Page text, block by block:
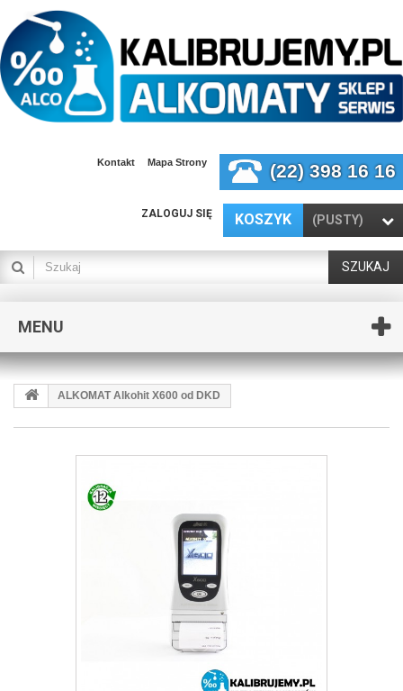
Kontakt Mapa Strony (22) 398 16 16
KOSZYK (PUSTY)
ZALOGUJ SIĘ
SZUKAJ
MENU
ALKOMAT Alkohit X600 od DKD